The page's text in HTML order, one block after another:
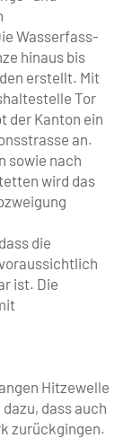
Wasserfass-
hinaus bis
erstellt. Mit
Tor
der Kanton ein
an.
sowie nach
wird das
die
ist. Die
Hitzewelle
dass auch
zurückgingen.